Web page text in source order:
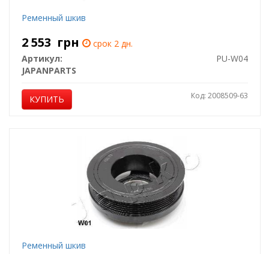
Ременный шкив
2 553 грн
срок 2 дн.
Артикул:
PU-W04
JAPANPARTS
КУПИТЬ Код: 2008509-63
Ременный шкив